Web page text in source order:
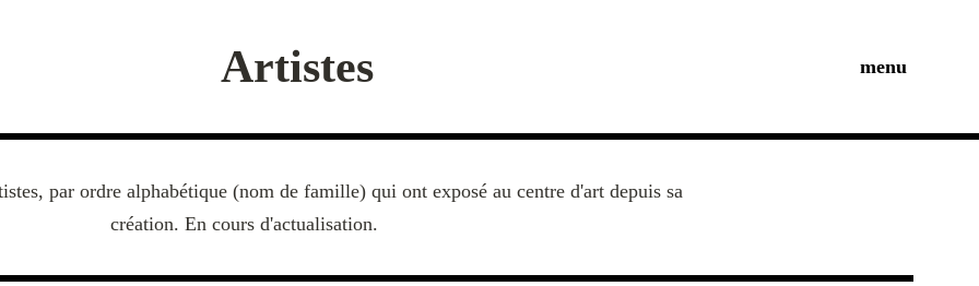
Artistes menu
par ordre alphabétique (nom de famille) qui ont exposé au centre d'art depuis sa
création. En cours d'actualisation.